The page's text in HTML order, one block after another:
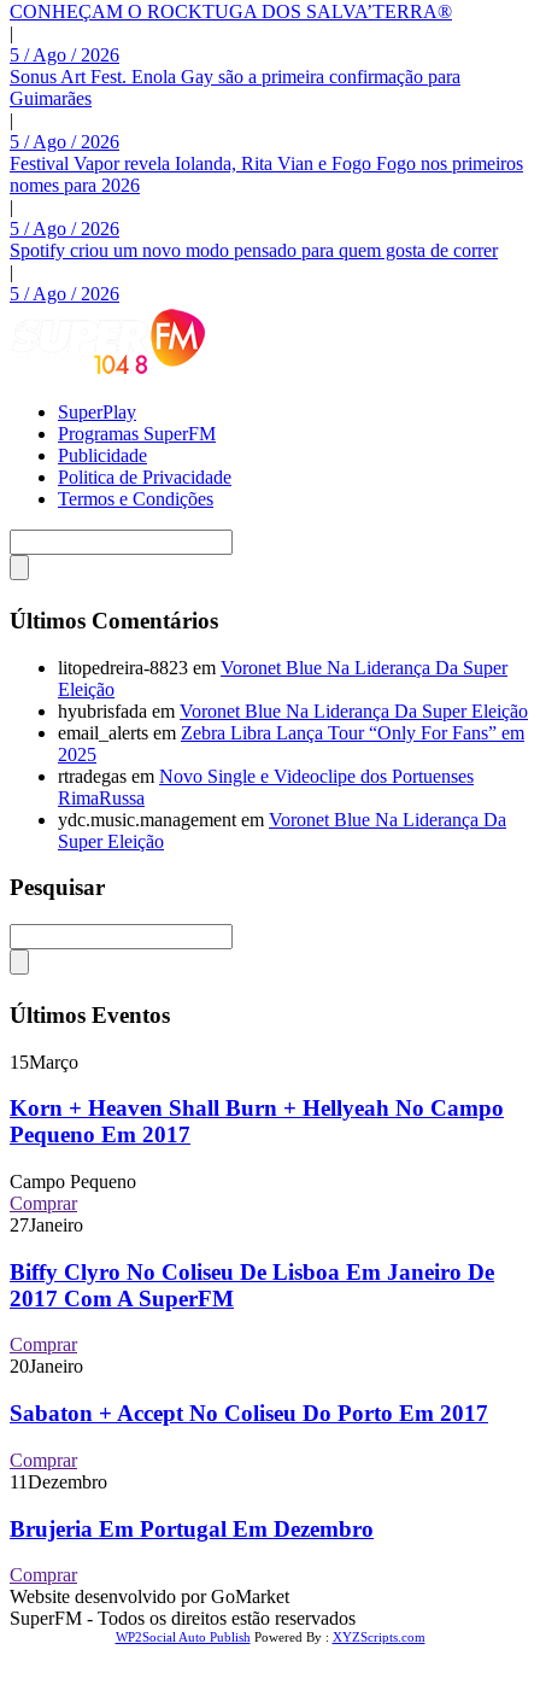
CONHEÇAM O ROCKTUGA DOS SALVA’TERRA®
|
5 / Ago / 2026
Sonus Art Fest. Enola Gay são a primeira confirmação para
Guimarães
|
5 / Ago / 2026
Festival Vapor revela Iolanda, Rita Vian e Fogo Fogo nos primeiros
nomes para 2026
|
5 / Ago / 2026
Spotify criou um novo modo pensado para quem gosta de correr
|
5 / Ago / 2026
SuperPlay
Programas SuperFM
Publicidade
Politica de Privacidade
Termos e Condições
Últimos Comentários
litopedreira-8823 em Voronet Blue Na Liderança Da Super
Eleição
hyubrisfada em Voronet Blue Na Liderança Da Super Eleição
email_alerts em Zebra Libra Lança Tour “Only For Fans” em
2025
rtradegas em Novo Single e Videoclipe dos Portuenses
RimaRussa
ydc.music.management em Voronet Blue Na Liderança Da
Super Eleição
Pesquisar
Últimos Eventos
15Março
Korn + Heaven Shall Burn + Hellyeah No Campo
Pequeno Em 2017
Campo Pequeno
Comprar
27Janeiro
Biffy Clyro No Coliseu De Lisboa Em Janeiro De
2017 Com A SuperFM
Comprar
20Janeiro
Sabaton + Accept No Coliseu Do Porto Em 2017
Comprar
11Dezembro
Brujeria Em Portugal Em Dezembro
Comprar
Website desenvolvido por GoMarket
SuperFM - Todos os direitos estão reservados
WP2Social Auto Publish Powered By : XYZScripts.com